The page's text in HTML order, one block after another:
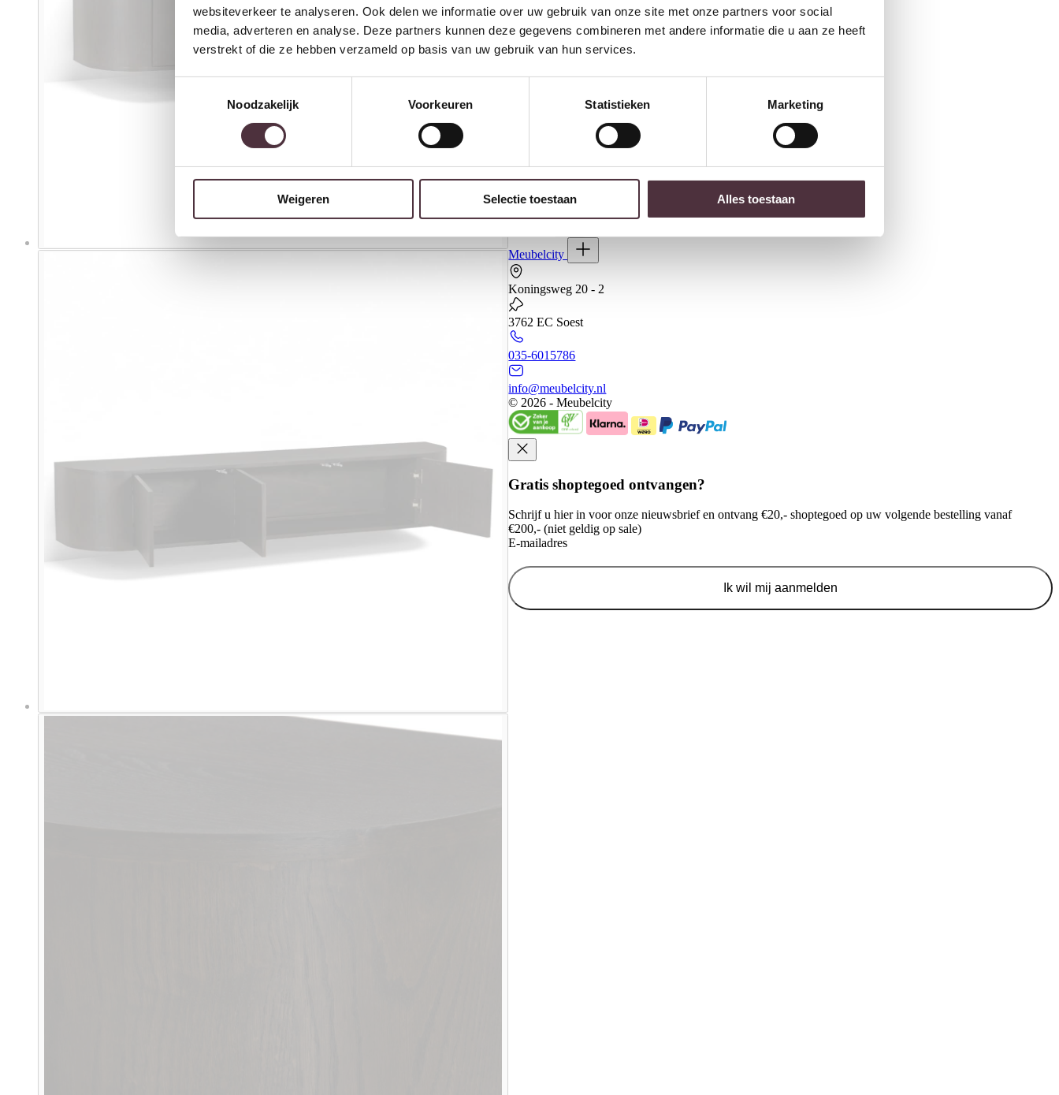
websiteverkeer te analyseren. Ook delen we informatie over uw gebruik van onze site met onze partners voor social
media, adverteren en analyse. Deze partners kunnen deze gegevens combineren met andere informatie die u aan ze heeft
verstrekt of die ze hebben verzameld op basis van uw gebruik van hun services.
Noodzakelijk
Voorkeuren Statistieken Marketing
Weigeren Selectie toestaan Alles toestaan
Banken
Kasten
Meubelcity
Koningsweg 20 - 2
3762 EC Soest
035-6015786
info@meubelcity.nl
© 2026 - Meubelcity
Gratis shoptegoed ontvangen?
Schrijf u hier in voor onze nieuwsbrief en ontvang €20,- shoptegoed op uw volgende bestelling vanaf
€200,- (niet geldig op sale)
E-mailadres
Ik wil mij aanmelden